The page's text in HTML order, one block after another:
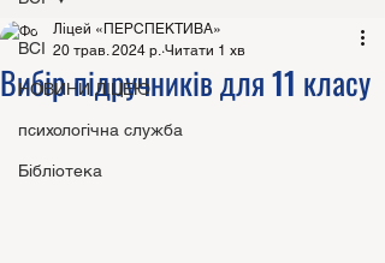
ВСІ
НОВИНИ ЛІЦЕЮ
психологічна служба
Бібліотека
Вибір підручників для 11 класу
Ліцей «ПЕРСПЕКТИВА»
20 трав. 2024 р. Читати 1 хв